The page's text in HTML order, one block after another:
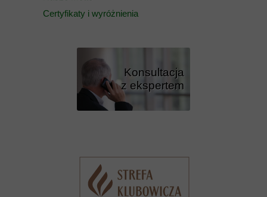
Przycisk
Certyfikaty i wyróżnienia
Konsultacja
z ekspertem